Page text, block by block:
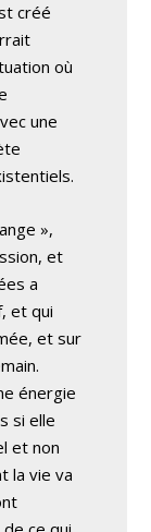
créé
où
une
»,
et
a
et qui
et sur
énergie
si elle
et non
la vie va